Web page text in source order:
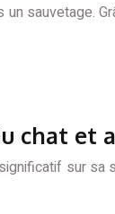
et
sur